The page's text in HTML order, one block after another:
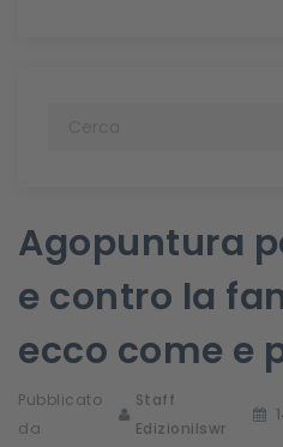
Agopuntura
e contro la
ecco come e
Pubblicato
da
Staff
Edizionilswr